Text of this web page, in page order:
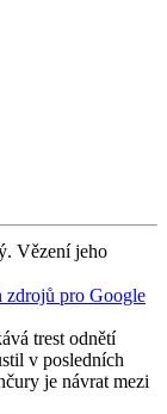
Vězení jeho
zdrojů pro Google
trest odnětí
v posledních
je návrat mezi